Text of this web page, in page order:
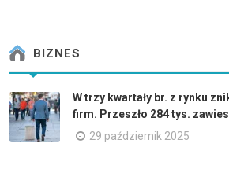
BIZNES
W trzy kwartały br. z rynku
firm. Przeszło 284 tys.
29 październik 2025